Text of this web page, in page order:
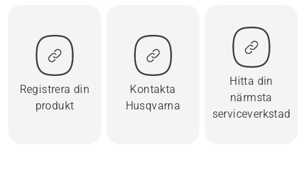
Registrera din
produkt
Kontakta
Husqvarna
Hitta din
närmsta
serviceverkstad